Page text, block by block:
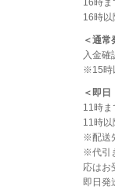
16時ま
16時以
＜通常
入金確
※15時
＜即日
11時ま
11時以
※配送
※代引
応はお
即日発